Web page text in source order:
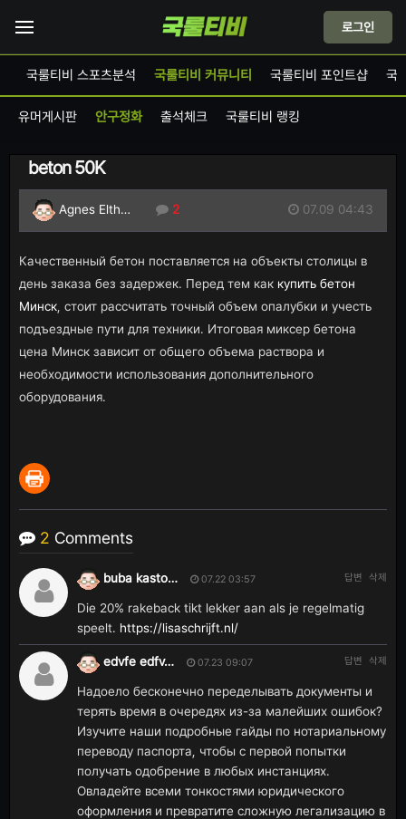
로그인
국룰티비 스포츠분석 국룰티비 커뮤니티 국룰티비 포인트샵 국
유머게시판 안구정화 출석체크 국룰티비 랭킹
beton 50K
Agnes Elth… 2 07.09 04:43
Качественный бетон поставляется на объекты столицы в
день заказа без задержек. Перед тем как купить бетон
Минск , стоит рассчитать точный объем опалубки и учесть
подъездные пути для техники. Итоговая миксер бетона
цена Минск зависит от общего объема раствора и
необходимости использования дополнительного
оборудования.
2 Comments
buba kasto… 07.22 03:57 답변 삭제
Die 20% rakeback tikt lekker aan als je regelmatig
speelt. https://lisaschrijft.nl/
edvfe edfv… 07.23 09:07 답변 삭제
Надоело бесконечно переделывать документы и
терять время в очередях из-за малейших ошибок?
Изучите наши подробные гайды по нотариальному
переводу паспорта, чтобы с первой попытки
получать одобрение в любых инстанциях.
Овладейте всеми тонкостями юридического
оформления и превратите сложную легализацию в